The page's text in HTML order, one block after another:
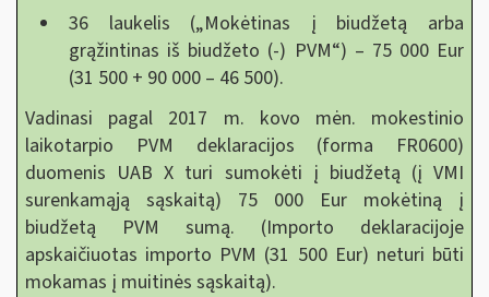
36 laukelis („Mokėtinas į biudžetą arba
grąžintinas iš biudžeto (-) PVM“) – 75 000 Eur
(31 500 + 90 000 – 46 500).
Vadinasi pagal 2017 m. kovo mėn. mokestinio
laikotarpio PVM deklaracijos (forma FR0600)
duomenis UAB X turi sumokėti į biudžetą (į VMI
surenkamąją sąskaitą) 75 000 Eur mokėtiną į
biudžetą PVM sumą. (Importo deklaracijoje
apskaičiuotas importo PVM (31 500 Eur) neturi būti
mokamas į muitinės sąskaitą).